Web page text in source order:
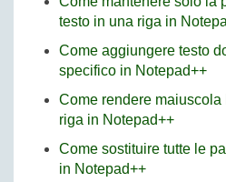
testo in una riga in
Come aggiungere testo
specifico in Notepad++
Come rendere
riga in Notepad++
Come sostituire tutte le
in Notepad++